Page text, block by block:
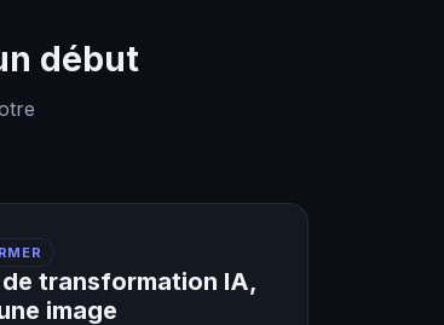
début
de transformation IA,
image